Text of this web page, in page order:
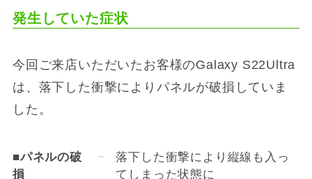
発生していた症状
今回ご来店いただいたお客様のGalaxy S22Ultra
は、落下した衝撃によりパネルが破損していま
した。
■パネルの破
損
落下した衝撃により縦線も入っ
てしまった状態に